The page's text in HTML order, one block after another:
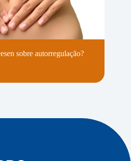
sobre autorregulação?